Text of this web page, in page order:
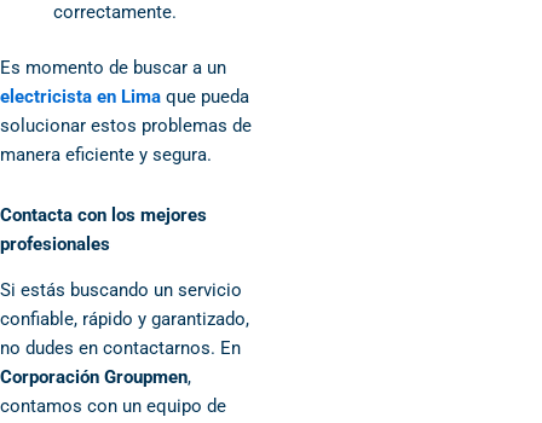
correctamente.
Es momento de buscar a un
electricista en Lima que pueda
solucionar estos problemas de
manera eficiente y segura.
Contacta con los mejores
profesionales
Si estás buscando un servicio
confiable, rápido y garantizado,
no dudes en contactarnos. En
Corporación Groupmen,
contamos con un equipo de